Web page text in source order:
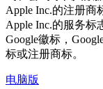
Apple Inc.的注册商
Apple Inc.的服务标
Google徽标，
标或注册商标。
电脑版